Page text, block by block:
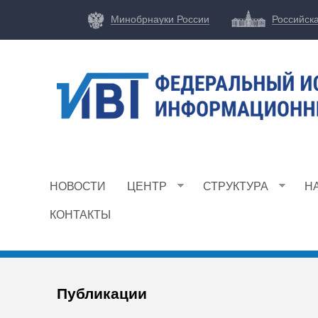
Минобрнауки России
И
И
НОВОСТИ ЦЕНТР СТРУКТУРА
КОНТАКТЫ
Публикации